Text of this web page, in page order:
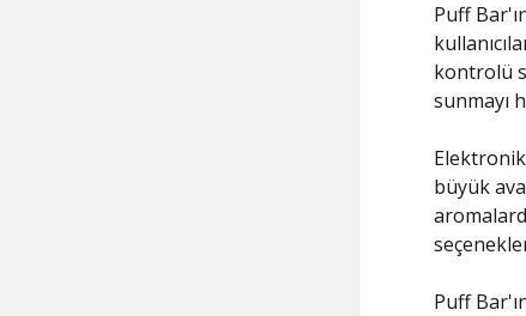
Puff
kontrolü
sunmayı
büyük
Puff